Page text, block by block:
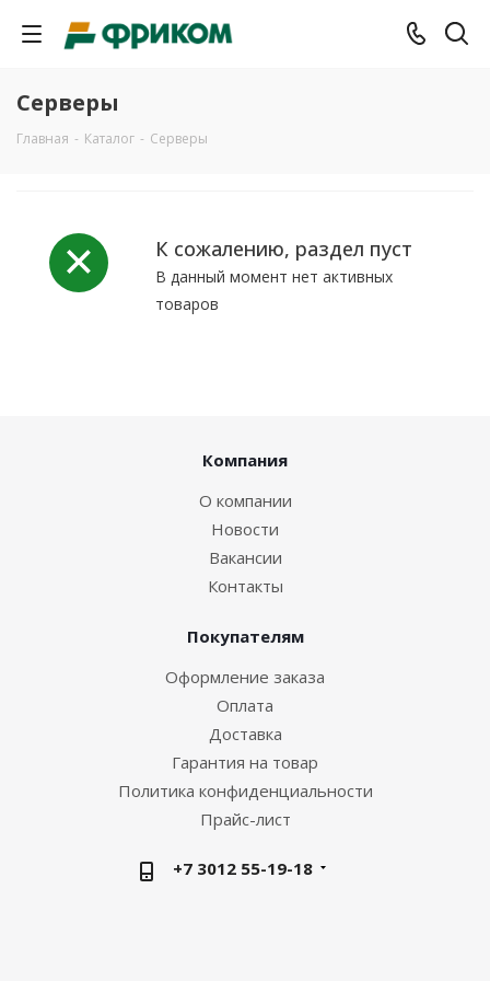
Серверы
Главная - Каталог - Серверы
К сожалению, раздел пуст
В данный момент нет активных
товаров
Компания
О компании
Новости
Вакансии
Контакты
Покупателям
Оформление заказа
Оплата
Доставка
Гарантия на товар
Политика конфиденциальности
Прайс-лист
+7 3012 55-19-18